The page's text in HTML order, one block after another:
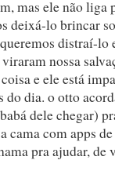
mas ele não liga
deixá-lo brincar
distraí-lo
nossa
e ele está
dia. o otto
dele chegar)
cama com apps
pra ajudar, de